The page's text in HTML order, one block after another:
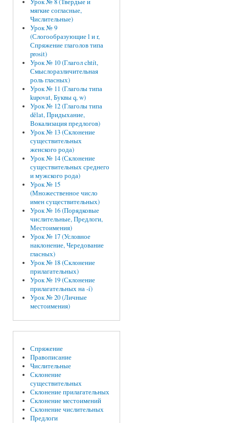
Урок № 8 (Твердые и
мягкие согласные,
Числительные)
Урок № 9
(Слогообразующие l и r,
Спряжение глаголов типа
prosit)
Урок № 10 (Глагол chtít,
Смыслоразличительная
роль гласных)
Урок № 11 (Глаголы типа
kupovat, Буквы q, w)
Урок № 12 (Глаголы типа
dělat, Придыхание,
Вокализация предлогов)
Урок № 13 (Склонение
существительных
женского рода)
Урок № 14 (Склонение
существительных среднего
и мужского рода)
Урок № 15
(Множественное число
имен существительных)
Урок № 16 (Порядковые
числительные, Предлоги,
Местоимения)
Урок № 17 (Условное
наклонение, Чередование
гласных)
Урок № 18 (Склонение
прилагательных)
Урок № 19 (Склонение
прилагательных на -í)
Урок № 20 (Личные
местоимения)
Спряжение
Правописание
Числительные
Склонение
существительных
Склонение прилагательных
Склонение местоимений
Склонение числительных
Предлоги